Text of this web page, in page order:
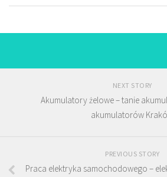
NEXT STORY
Akumulatory żelowe – tanie
akumulatorów
PREVIOUS STORY
Praca elektryka samochodowego –